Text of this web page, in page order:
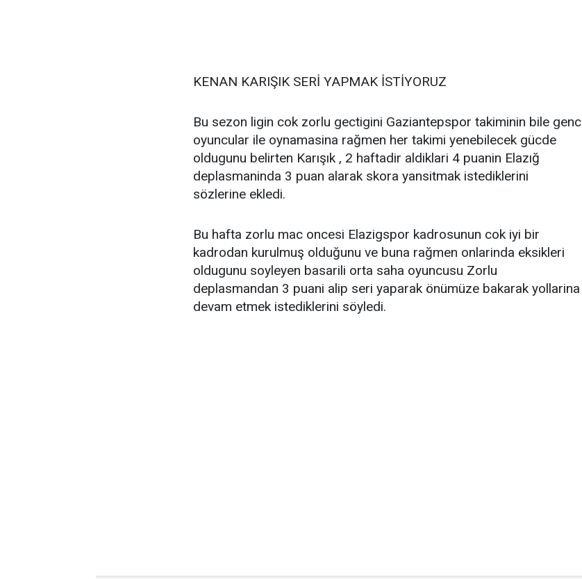
KENAN KARIŞIK SERİ YAPMAK İSTİYORUZ
Bu sezon ligin cok zorlu gectigini Gaziantepspor takiminin bile genc
oyuncular ile oynamasina rağmen her takimi yenebilecek gücde
oldugunu belirten Karışık , 2 haftadir aldiklari 4 puanin Elazığ
deplasmaninda 3 puan alarak skora yansitmak istediklerini
sözlerine ekledi.
Bu hafta zorlu mac oncesi Elazigspor kadrosunun cok iyi bir
kadrodan kurulmuş olduğunu ve buna rağmen onlarinda eksikleri
oldugunu soyleyen basarili orta saha oyuncusu Zorlu
deplasmandan 3 puani alip seri yaparak önümüze bakarak yollarina
devam etmek istediklerini söyledi.